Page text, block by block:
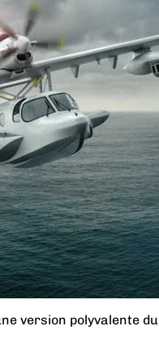
version polyvalente